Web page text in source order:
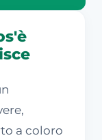
a coloro